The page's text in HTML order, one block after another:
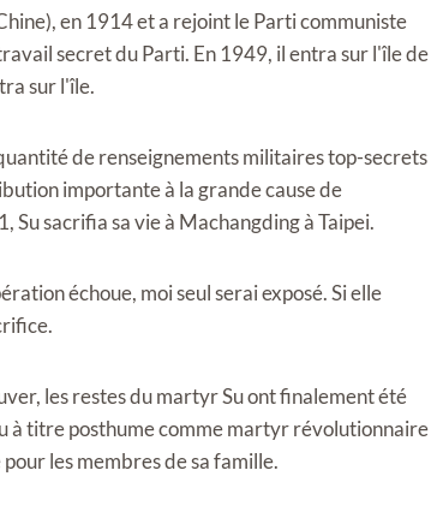
en 1914 et a rejoint le Parti communiste
secret du Parti. En 1949, il entra sur l'île de
sur l'île.
de renseignements militaires top-secrets
importante à la grande cause de
sacrifia sa vie à Machangding à Taipei.
échoue, moi seul serai exposé. Si elle
les restes du martyr Su ont finalement été
à titre posthume comme martyr révolutionnaire
les membres de sa famille.